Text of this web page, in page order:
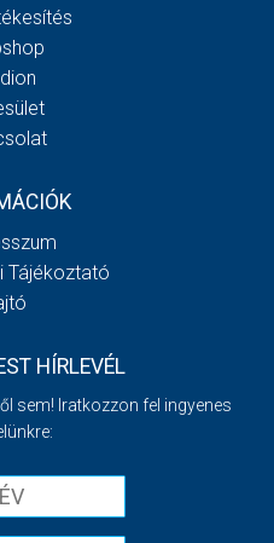
Tájékoztató
HÍRLEVÉL
sem! Iratkozzon fel ingyenes